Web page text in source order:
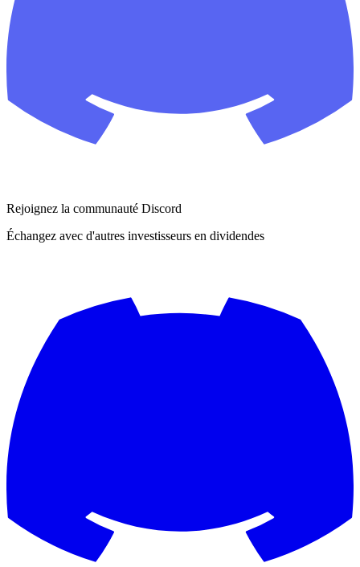
Rejoignez la communauté Discord
Échangez avec d'autres investisseurs en dividendes